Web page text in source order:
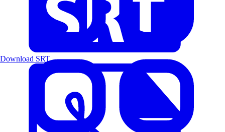
Download SRT